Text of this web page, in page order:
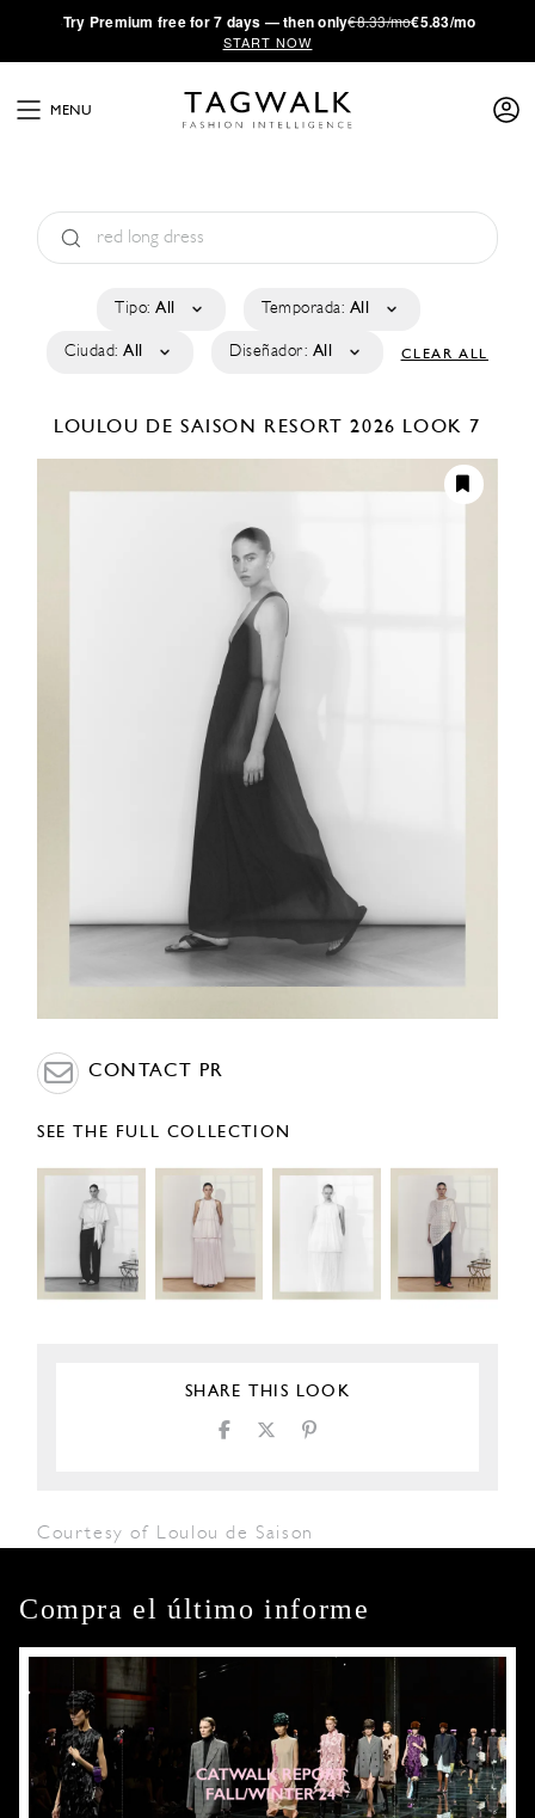
·Try Premium free for 7 days — then only€8.33/mo€5.83/mo
START NOW
MENU
Tipo: All Temporada: All
Ciudad: All Diseñador: All CLEAR ALL
LOULOU DE SAISON RESORT 2026 LOOK 7
CONTACT PR
SEE THE FULL COLLECTION
SHARE THIS LOOK
Courtesy of Loulou de Saison
Compra el último informe